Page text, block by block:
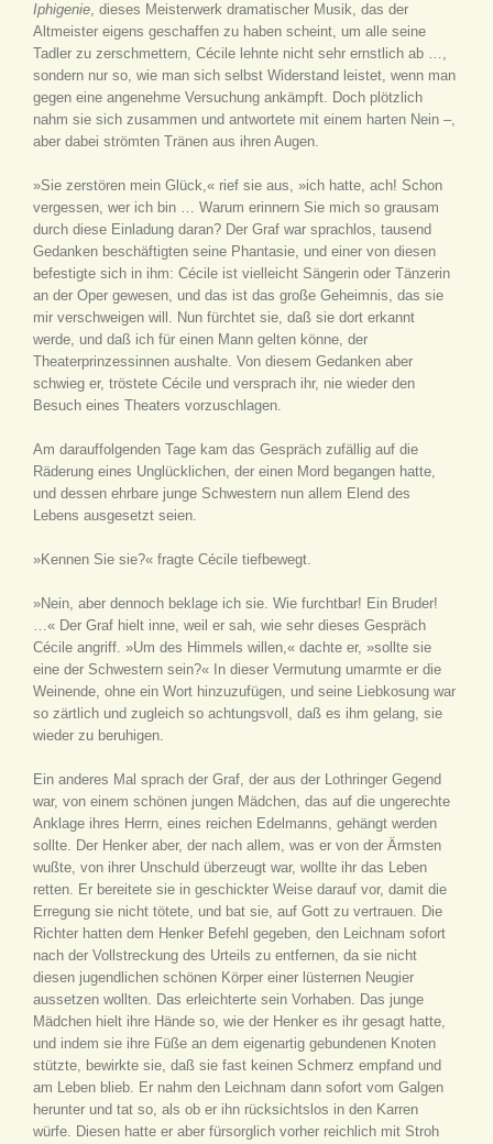
Iphigenie, dieses Meisterwerk dramatischer Musik, das der
Altmeister eigens geschaffen zu haben scheint, um alle seine
Tadler zu zerschmettern, Cécile lehnte nicht sehr ernstlich ab …,
sondern nur so, wie man sich selbst Widerstand leistet, wenn man
gegen eine angenehme Versuchung ankämpft. Doch plötzlich
nahm sie sich zusammen und antwortete mit einem harten Nein –,
aber dabei strömten Tränen aus ihren Augen.
»Sie zerstören mein Glück,« rief sie aus, »ich hatte, ach! Schon
vergessen, wer ich bin … Warum erinnern Sie mich so grausam
durch diese Einladung daran? Der Graf war sprachlos, tausend
Gedanken beschäftigten seine Phantasie, und einer von diesen
befestigte sich in ihm: Cécile ist vielleicht Sängerin oder Tänzerin
an der Oper gewesen, und das ist das große Geheimnis, das sie
mir verschweigen will. Nun fürchtet sie, daß sie dort erkannt
werde, und daß ich für einen Mann gelten könne, der
Theaterprinzessinnen aushalte. Von diesem Gedanken aber
schwieg er, tröstete Cécile und versprach ihr, nie wieder den
Besuch eines Theaters vorzuschlagen.
Am darauffolgenden Tage kam das Gespräch zufällig auf die
Räderung eines Unglücklichen, der einen Mord begangen hatte,
und dessen ehrbare junge Schwestern nun allem Elend des
Lebens ausgesetzt seien.
»Kennen Sie sie?« fragte Cécile tiefbewegt.
»Nein, aber dennoch beklage ich sie. Wie furchtbar! Ein Bruder!
…« Der Graf hielt inne, weil er sah, wie sehr dieses Gespräch
Cécile angriff. »Um des Himmels willen,« dachte er, »sollte sie
eine der Schwestern sein?« In dieser Vermutung umarmte er die
Weinende, ohne ein Wort hinzuzufügen, und seine Liebkosung war
so zärtlich und zugleich so achtungsvoll, daß es ihm gelang, sie
wieder zu beruhigen.
Ein anderes Mal sprach der Graf, der aus der Lothringer Gegend
war, von einem schönen jungen Mädchen, das auf die ungerechte
Anklage ihres Herrn, eines reichen Edelmanns, gehängt werden
sollte. Der Henker aber, der nach allem, was er von der Ärmsten
wußte, von ihrer Unschuld überzeugt war, wollte ihr das Leben
retten. Er bereitete sie in geschickter Weise darauf vor, damit die
Erregung sie nicht tötete, und bat sie, auf Gott zu vertrauen. Die
Richter hatten dem Henker Befehl gegeben, den Leichnam sofort
nach der Vollstreckung des Urteils zu entfernen, da sie nicht
diesen jugendlichen schönen Körper einer lüsternen Neugier
aussetzen wollten. Das erleichterte sein Vorhaben. Das junge
Mädchen hielt ihre Hände so, wie der Henker es ihr gesagt hatte,
und indem sie ihre Füße an dem eigenartig gebundenen Knoten
stützte, bewirkte sie, daß sie fast keinen Schmerz empfand und
am Leben blieb. Er nahm den Leichnam dann sofort vom Galgen
herunter und tat so, als ob er ihn rücksichtslos in den Karren
würfe. Diesen hatte er aber fürsorglich vorher reichlich mit Stroh